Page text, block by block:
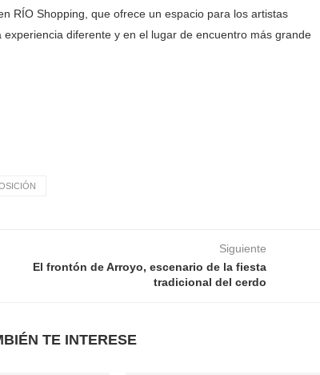
RÍO Shopping, que ofrece un espacio para los artistas
diferente y en el lugar de encuentro más grande
Siguiente
El frontón de Arroyo, escenario de la fiesta
tradicional del cerdo
TE INTERESE